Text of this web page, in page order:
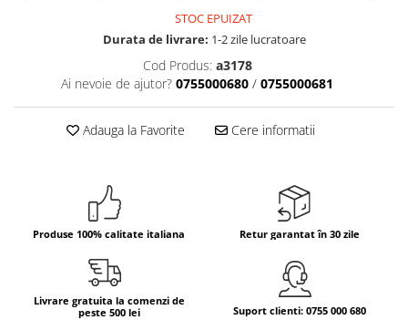
Sucuri si bauturi racoritoare
Panettone cozonac italian,
Pandoro si Balocco
STOC EPUIZAT
Durata de livrare: 1-2 zile lucratoare
Cod Produs: a3178
Ai nevoie de ajutor? 0755000680 / 0755000681
Adauga la Favorite Cere informatii
Produse 100% calitate italiana Retur garantat în 30 zile
Livrare gratuita la comenzi de
peste 500 lei
Suport clienti: 0755 000 680